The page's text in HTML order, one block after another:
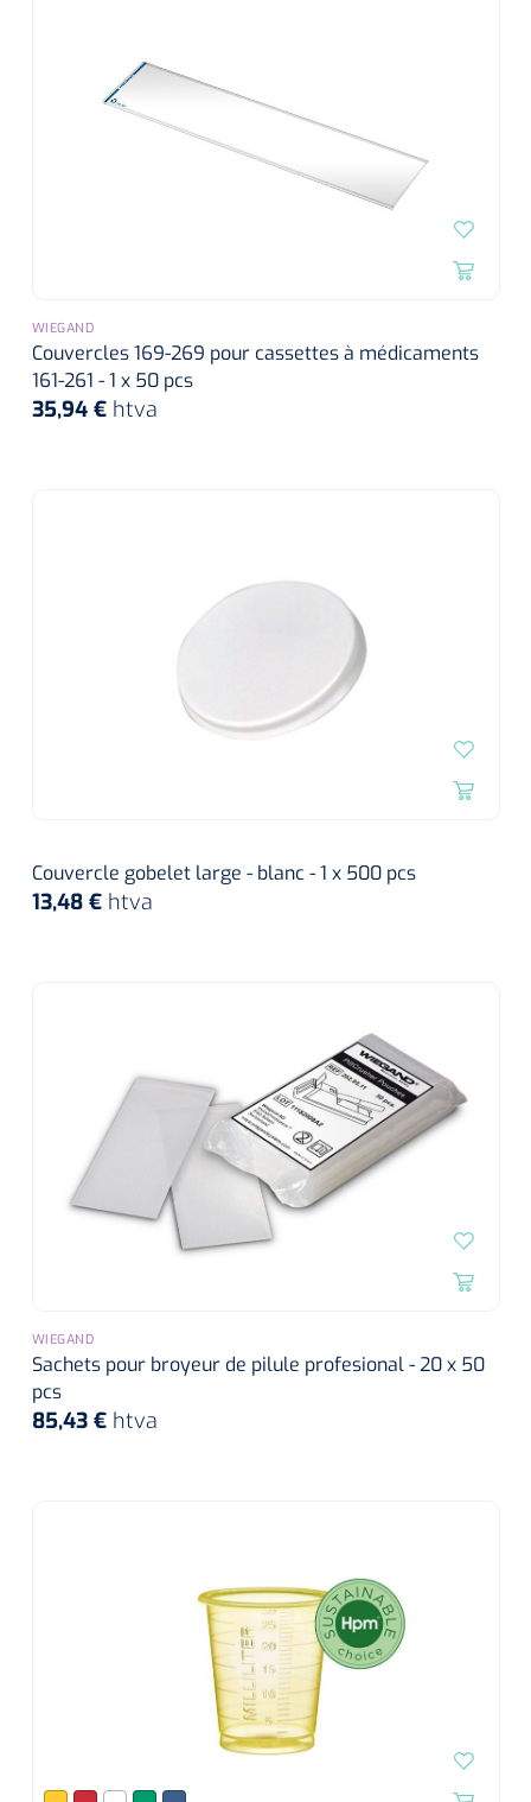
Alginates
Dissolvant de couche adhésive
Bassin renal
Nettoyeurs de plaies
WIEGAND
Couvercles 169-269 pour cassettes à médicaments
161-261 - 1 x 50 pcs
35,94 € htva
Couvercle gobelet large - blanc - 1 x 500 pcs
13,48 € htva
WIEGAND
Sachets pour broyeur de pilule profesional - 20 x 50
pcs
85,43 € htva